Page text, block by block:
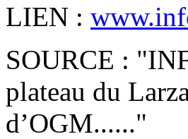
LIEN :
SOURCE :
plateau du
d’OGM......"